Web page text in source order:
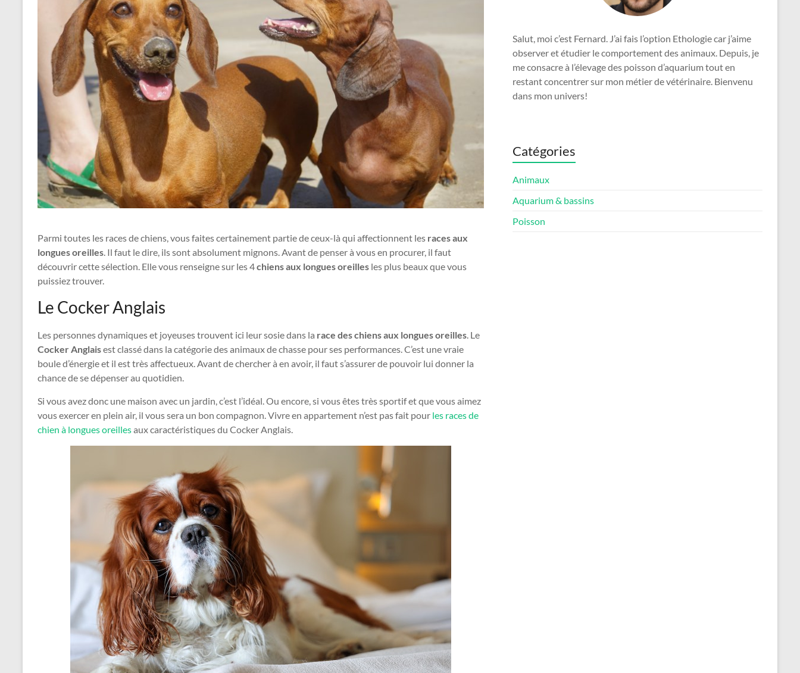
Parmi toutes les races de chiens, vous faites certainement partie de ceux-là qui affectionnent les races aux
longues oreilles. Il faut le dire, ils sont absolument mignons. Avant de penser à vous en procurer, il faut
découvrir cette sélection. Elle vous renseigne sur les 4chiens aux longues oreilles les plus beaux que vous
puissiez trouver.
Le Cocker Anglais
Les personnes dynamiques et joyeuses trouvent ici leur sosie dans la race des chiens aux longues oreilles. Le
Cocker Anglaisest classé dans la catégorie des animaux de chasse pour ses performances. C’est une vraie
boule d’énergie et il est très affectueux. Avant de chercher à en avoir, il faut s’assurer de pouvoir lui donner la
chance de se dépenser au quotidien.
Si vous avez donc une maison avec un jardin, c’est l’idéal. Ou encore, si vous êtes très sportif et que vous aimez
vous exercer en plein air, il vous sera un bon compagnon. Vivre en appartement n’est pas fait pour les races de
chien à longues oreillesaux caractéristiques du Cocker Anglais.
Salut, moi c’est Fernard. J’ai fais l’option Ethologie car j’aime
observer et étudier le comportement des animaux. Depuis, je
me consacre à l’élevage des poisson d’aquarium tout en
restant concentrer sur mon métier de vétérinaire. Bienvenu
dans mon univers!
Catégories
Animaux
Aquarium & bassins
Poisson